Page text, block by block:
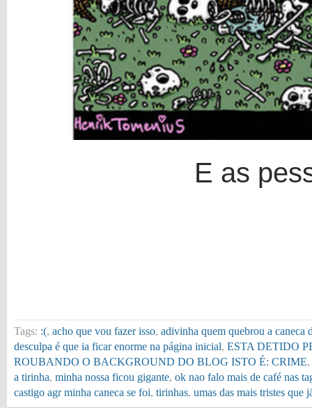
E as
Tags: :(, acho que vou fazer isso, adivinha quem quebrou a caneca
desculpa é que ia ficar enorme na página inicial, ESTA DETIDO
ROUBANDO O BACKGROUND DO BLOG ISTO É: CRIME,
a tirinha, minha nossa ficou gigante, ok nao falo mais de café nas
castigo agr minha caneca se foi, tirinhas, umas das mais tristes que